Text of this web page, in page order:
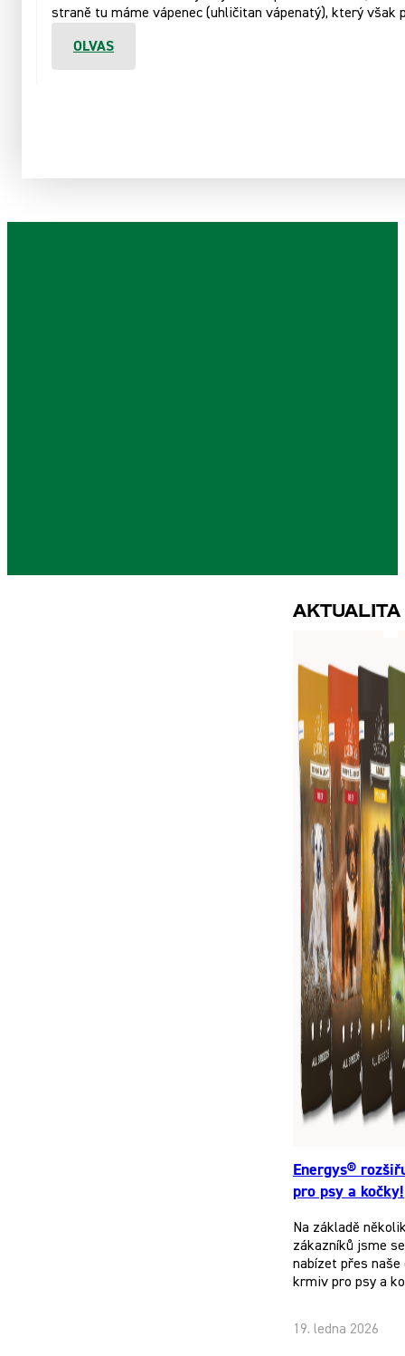
straně tu máme vápenec (uhličitan vápenatý), který
OLVAS
Aktualita
Energys®
pro psy a kočky!
Na základě
zákazníků jsme
nabízet přes
krmiv pro psy a
19. ledna 2026